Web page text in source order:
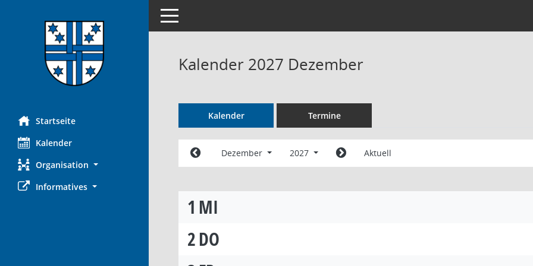
Startseite
Kalender
Organisation
Informatives
Toggle navigation
Kalender 2027 Dezember
Kalender Termine
Dezember 2027 Aktuell
1 MI
2DO